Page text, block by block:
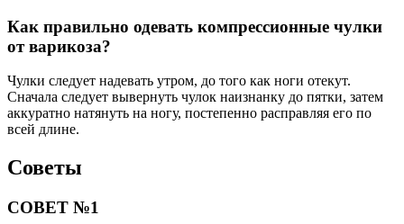
Как правильно одевать компрессионные чулки
от варикоза?
Чулки следует надевать утром, до того как ноги отекут.
Сначала следует вывернуть чулок наизнанку до пятки, затем
аккуратно натянуть на ногу, постепенно расправляя его по
всей длине.
Советы
СОВЕТ №1